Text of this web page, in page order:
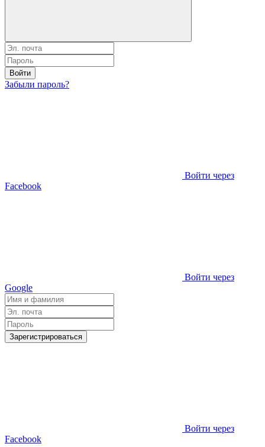
Войти
Забыли пароль?
Войти через
Facebook
Войти через
Google
Зарегистрироваться
Войти через
Facebook